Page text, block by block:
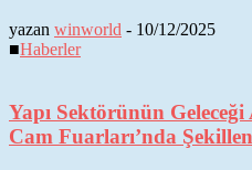
yazan winworld - 10/12/2025
■Haberler
Yapı Sektörünün
Cam Fuarları’nda